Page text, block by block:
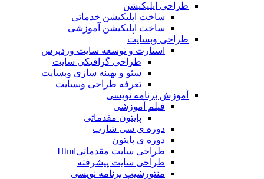
طراحی اپلیکیشن
ساخت اپلیکیشن خدماتی
ساخت اپلیکیشن آموزشی
طراحی وبسایت
استارت و توسعه سایت وردپرس
طراحی گرافیکی سایت
سئو و بهینه سازی وبسایت
تعرفه طراحی وبسایت
آموزش برنامه نویسی
فیلم آموزشی
پایتون مقدماتی
دوره ی سی شارپ
دوره ی پایتون
طراحی سایت مقدماتیHtml
طراحی سایت پیشرفته
منتورشیپ برنامه نویسی